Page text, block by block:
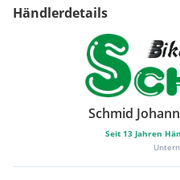
Händlerdetails
Schmid
Seit 13 Jahren